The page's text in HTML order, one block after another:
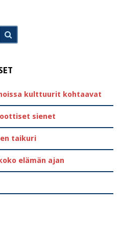
kulttuurit kohtaavat
sienet
taikuri
elämän ajan